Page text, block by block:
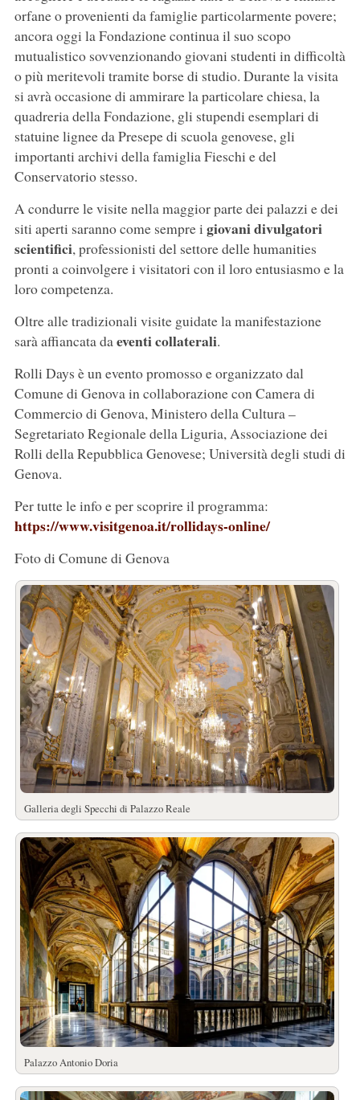
orfane o provenienti da famiglie particolarmente povere;
ancora oggi la Fondazione continua il suo scopo
mutualistico sovvenzionando giovani studenti in difficoltà
o più meritevoli tramite borse di studio. Durante la visita
si avrà occasione di ammirare la particolare chiesa, la
quadreria della Fondazione, gli stupendi esemplari di
statuine lignee da Presepe di scuola genovese, gli
importanti archivi della famiglia Fieschi e del
Conservatorio stesso.
A condurre le visite nella maggior parte dei palazzi e dei
siti aperti saranno come sempre i giovani divulgatori
scientifici, professionisti del settore delle humanities
pronti a coinvolgere i visitatori con il loro entusiasmo e la
loro competenza.
Oltre alle tradizionali visite guidate la manifestazione
sarà affiancata daeventi collaterali.
Rolli Days è un evento promosso e organizzato dal
Comune di Genova in collaborazione con Camera di
Commercio di Genova, Ministero della Cultura –
Segretariato Regionale della Liguria, Associazione dei
Rolli della Repubblica Genovese; Università degli studi di
Genova.
Per tutte le info e per scoprire il programma:
https://www.visitgenoa.it/rollidays-online/
Foto di Comune di Genova
Galleria degli Specchi di Palazzo Reale
Palazzo Antonio Doria